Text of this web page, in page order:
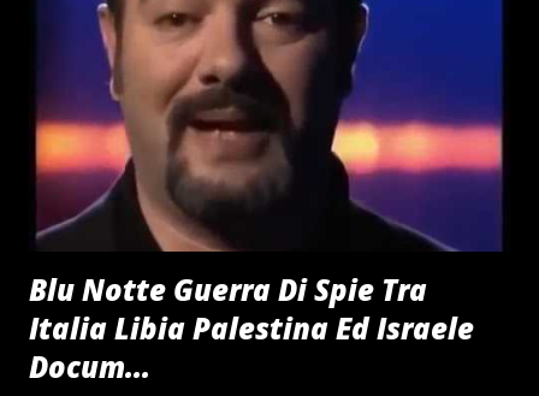
Blu Notte Guerra Di Spie Tra
Italia Libia Palestina Ed Israele
Docum...